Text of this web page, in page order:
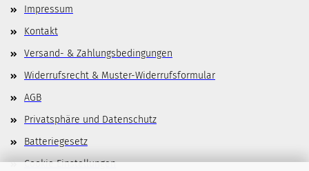
Impressum
Kontakt
Versand- & Zahlungsbedingungen
Widerrufsrecht & Muster-Widerrufsformular
AGB
Privatsphäre und Datenschutz
Batteriegesetz
Cookie Einstellungen